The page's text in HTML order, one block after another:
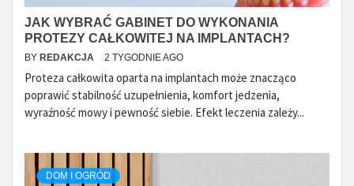
JAK WYBRAĆ GABINET DO WYKONANIA
PROTEZY CAŁKOWITEJ NA IMPLANTACH?
BY REDAKCJA 2 TYGODNIE AGO
Proteza całkowita oparta na implantach może znacząco
poprawić stabilność uzupełnienia, komfort jedzenia,
wyraźność mowy i pewność siebie. Efekt leczenia zależy...
DOM I OGRÓD